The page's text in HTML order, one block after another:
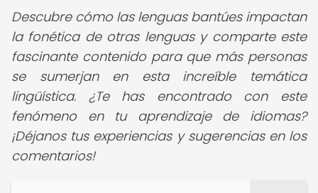
Descubre cómo las lenguas bantúes impactan
la fonética de otras lenguas y comparte este
fascinante contenido para que más personas
se sumerjan en esta increíble temática
lingüística. ¿Te has encontrado con este
fenómeno en tu aprendizaje de idiomas?
¡Déjanos tus experiencias y sugerencias en los
comentarios!